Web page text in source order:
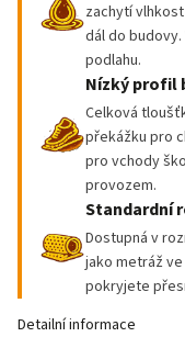
zachytí
dál do
podlahu.
Nízký profil
Celková
překážku pro
pro vchody
provozem.
Standardní
Dostupná v
jako metráž
pokryjete
Detailní informace